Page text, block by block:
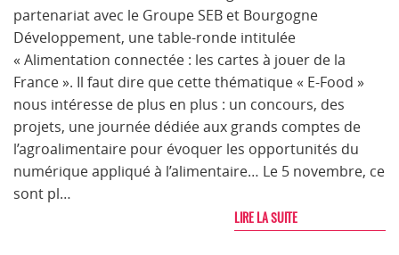
partenariat avec le Groupe SEB et Bourgogne
Développement, une table-ronde intitulée
« Alimentation connectée : les cartes à jouer de la
France ». Il faut dire que cette thématique « E-Food »
nous intéresse de plus en plus : un concours, des
projets, une journée dédiée aux grands comptes de
l’agroalimentaire pour évoquer les opportunités du
numérique appliqué à l’alimentaire… Le 5 novembre, ce
sont pl…
LIRE LA SUITE